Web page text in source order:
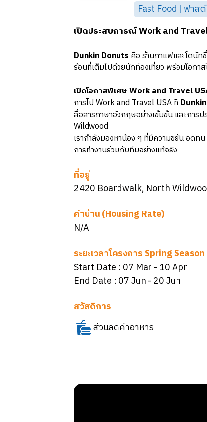
Fast Food | ฟาส
เปิดประสบการณ์ Work and
Dunkin Donuts คือ ร้านกาแฟและโดนั
ร้อนที่เต็มไปด้วยนักท่องเที่ยว พร้อมโอกา
เปิดโอกาสพิเศษ Work and Travel
การไป Work and Travel USA ที่
สื่อสารภาษาอังกฤษอย่างเข้มข้น และการ
Wildwood
เรากำลังมองหาน้อง ๆ ที่มีความขยัน อด
การทำงานร่วมกับทีมอย่างแท้จริง
ที่อยู่
2420 Boardwalk, North
ค่าบ้าน (Housing Rate)
N/A
ระยะเวลาโครงการ Spring Season
Start Date : 07 Mar - 10 Apr
End Date : 07 Jun - 20 Jun
สวัสดิการ
ส่วนลดค่าอาหาร